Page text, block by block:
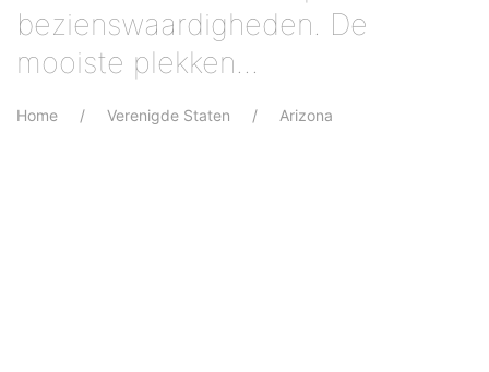
bezienswaardigheden. De
mooiste plekken...
Home Verenigde Staten Arizona